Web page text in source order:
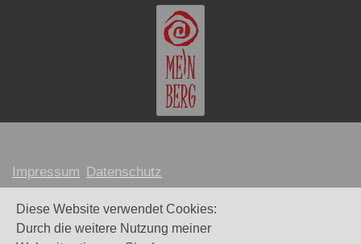
Impressum Datenschutz
MARION MEINBERG © 2026
Webdesign und Umsetzung:Maike Littkemann
Diese Website verwendet Cookies:
Durch die weitere Nutzung meiner